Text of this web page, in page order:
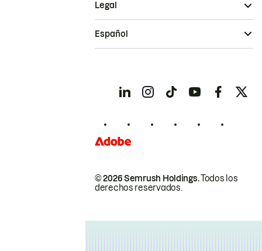
© 2026 Semrush Holdings.Todos los
derechos reservados.
Legal
Español